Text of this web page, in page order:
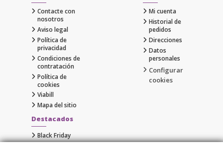
Contacte con
nosotros
Aviso legal
Política de
privacidad
Condiciones de
contratación
Política de
cookies
Viabill
Mapa del sitio
Mi cuenta
Historial de
pedidos
Direcciones
Datos
personales
Configurar
cookies
Destacados
Black Friday